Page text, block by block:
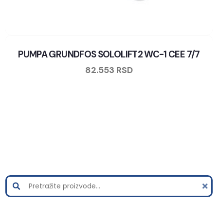
PUMPA GRUNDFOS SOLOLIFT2 WC-1 CEE 7/7
82.553 RSD